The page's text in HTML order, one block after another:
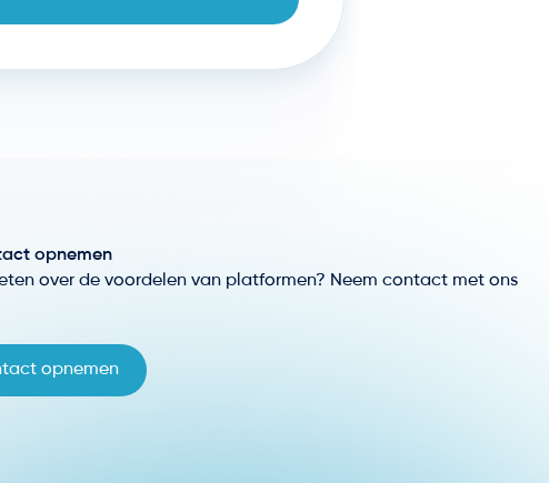
opnemen
over de voordelen van platformen? Neem contact met ons
opnemen